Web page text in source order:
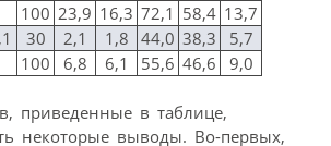
100 23,9 16,3 72,1 58,4 13,7
30 2,1 1,8 44,0 38,3
5,7
100
6,8 6,1 55,6 46,6 9,0
приведенные в таблице,
некоторые выводы. Во-первых,